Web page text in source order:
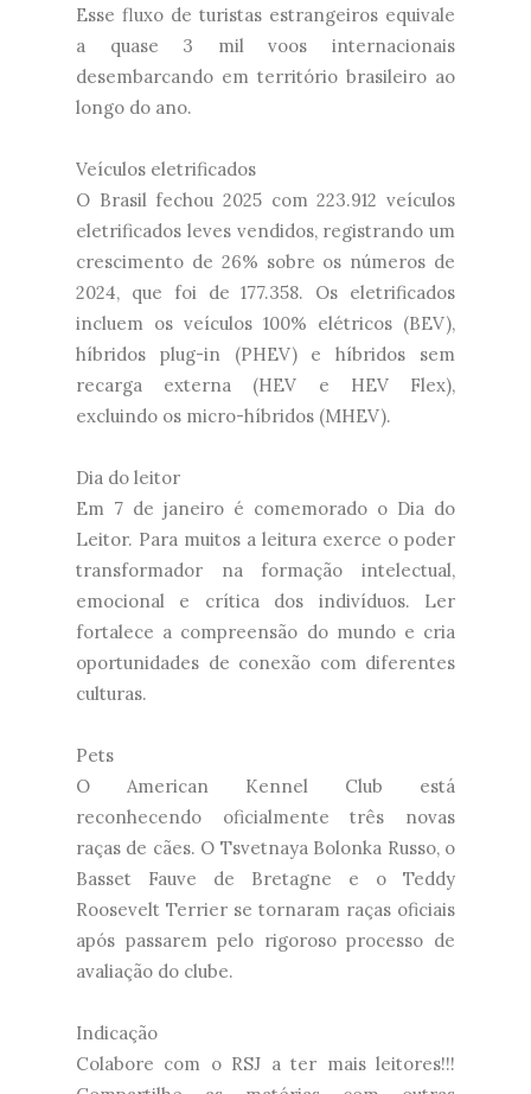
Esse fluxo de turistas estrangeiros equivale
a quase 3 mil voos internacionais
desembarcando em território brasileiro ao
longo do ano.
Veículos eletrificados
O Brasil fechou 2025 com 223.912 veículos
eletrificados leves vendidos, registrando um
crescimento de 26% sobre os números de
2024, que foi de 177.358. Os eletrificados
incluem os veículos 100% elétricos (BEV),
híbridos plug-in (PHEV) e híbridos sem
recarga externa (HEV e HEV Flex),
excluindo os micro-híbridos (MHEV).
Dia do leitor
Em 7 de janeiro é comemorado o Dia do
Leitor. Para muitos a leitura exerce o poder
transformador na formação intelectual,
emocional e crítica dos indivíduos. Ler
fortalece a compreensão do mundo e cria
oportunidades de conexão com diferentes
culturas.
Pets
O American Kennel Club está
reconhecendo oficialmente três novas
raças de cães. O Tsvetnaya Bolonka Russo, o
Basset Fauve de Bretagne e o Teddy
Roosevelt Terrier se tornaram raças oficiais
após passarem pelo rigoroso processo de
avaliação do clube.
Indicação
Colabore com o RSJ a ter mais leitores!!!